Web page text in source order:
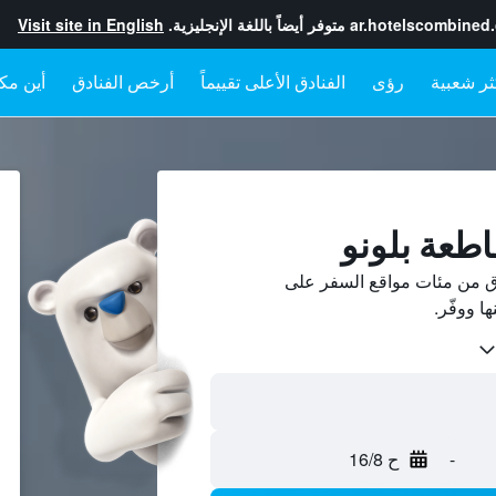
متوفر أيضاً باللغة الإنجليزية. Visit site in English
رؤى الفنادق الأعلى تقييماً أرخص الفنادق أين
بلونو
من مئات مواقع السفر على
- ح 16/8